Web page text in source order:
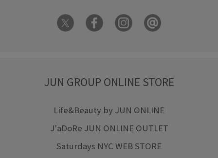
JUN GROUP ONLINE STORE
Life&Beauty by JUN ONLINE
J'aDoRe JUN ONLINE OUTLET
Saturdays NYC WEB STORE